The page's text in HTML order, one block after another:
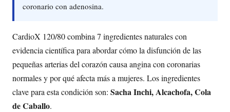
coronario con adenosina.
CardioX 120/80 combina 7 ingredientes naturales con
evidencia científica para abordar cómo la disfunción de las
pequeñas arterias del corazón causa angina con coronarias
normales y por qué afecta más a mujeres. Los ingredientes
clave para esta condición son: Sacha Inchi, Alcachofa, Cola
de Caballo.